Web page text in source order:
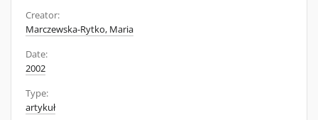
Creator:
Marczewska-Rytko, Maria
Date:
2002
Type:
artykuł